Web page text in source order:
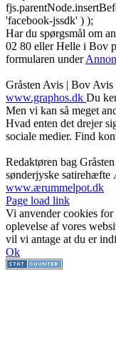
'facebook-jssdk' ) );
Har du spørgsmål om
02 80 ‬eller Helle i Bov
formularen under
Gråsten Avis | Bov
www.graphos.dk Du
Men vi kan så meget
Hvad enten det drejer
sociale medier. Find
Redaktøren bag
sønderjyske satirehæfte
www.ærummelpot.dk
Facebook
Facebook
Facebook
Facebook
Instagram
Instagram
Instagram
LinkedIn
Page load link
Vi anvender cookies
oplevelse af vores
vil vi antage at du er
Ok
Go